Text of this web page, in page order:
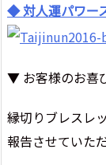
◆ 対人運パワー
▼ お客様のお喜
縁切りブレスレ
報告させていた